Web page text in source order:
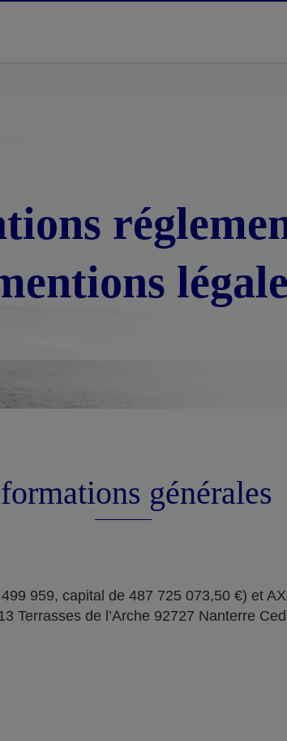
générales
959, capital de 487 725 073,50 €) et
Terrasses de l’Arche 92727 Nanterre